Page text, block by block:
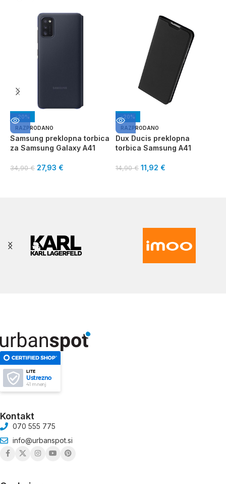
-20%
RAZPRODANO
Samsung preklopna torbica
za Samsung Galaxy A41
34,90€ 27,93 €
-20%
RAZPRODANO
Dux Ducis preklopna
torbica Samsung A41
14,90€ 11,92 €
LITE
Ustrezno
41 mnenj
Kontakt
070 555 775
info@urbanspot.si